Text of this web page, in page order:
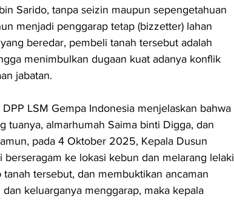
Sarido, tanpa seizin maupun sepengetahuan
menjadi penggarap tetap (bizzetter) lahan
beredar, pembeli tanah tersebut adalah
menimbulkan dugaan kuat adanya konflik
jabatan.
LSM Gempa Indonesia menjelaskan bahwa
tuanya, almarhumah Saima binti Digga, dan
pada 4 Oktober 2025, Kepala Dusun
ke lokasi kebun dan melarang lelaki
tersebut, dan membuktikan ancaman
keluarganya menggarap, maka kepala